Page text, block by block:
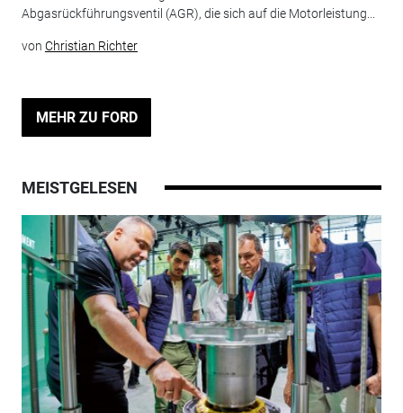
Abgasrückführungsventil (AGR), die sich auf die Motorleistung...
von Christian Richter
MEHR ZU FORD
MEISTGELESEN